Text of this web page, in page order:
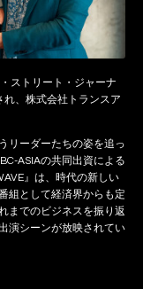
ストリート・ジャーナ
、株式会社トランスア
リーダーたちの姿を追っ
ASIAの共同出資による
』は、時代の新しい
組として経済界からも定
までのビジネスを振り返
演シーンが放映されてい